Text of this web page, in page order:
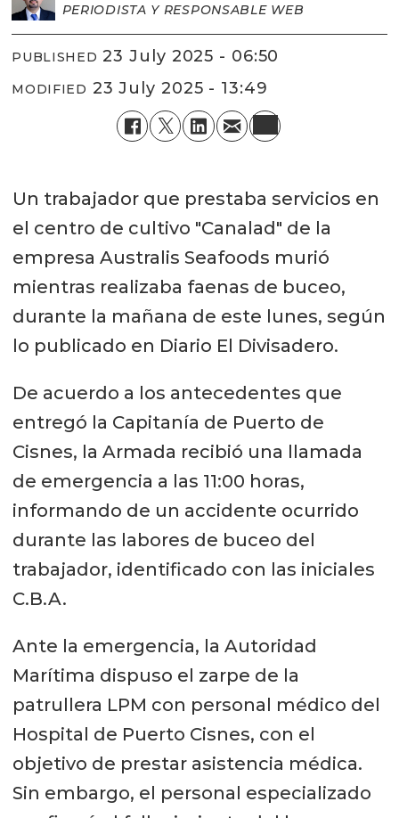
PERIODISTA Y RESPONSABLE WEB
PUBLISHED 23 July 2025 - 06:50
MODIFIED 23 July 2025 - 13:49
Un trabajador que prestaba servicios en
el centro de cultivo "Canalad" de la
empresa Australis Seafoods murió
mientras realizaba faenas de buceo,
durante la mañana de este lunes, según
lo publicado en Diario El Divisadero.
De acuerdo a los antecedentes que
entregó la Capitanía de Puerto de
Cisnes, la Armada recibió una llamada
de emergencia a las 11:00 horas,
informando de un accidente ocurrido
durante las labores de buceo del
trabajador, identificado con las iniciales
C.B.A.
Ante la emergencia, la Autoridad
Marítima dispuso el zarpe de la
patrullera LPM con personal médico del
Hospital de Puerto Cisnes, con el
objetivo de prestar asistencia médica.
Sin embargo, el personal especializado